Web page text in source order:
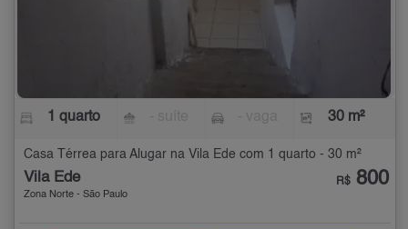
1 quarto 30 m²
Casa Térrea para Alugar na Vila Ede com 1 quarto - 30 m²
Vila Ede
Zona Norte - São Paulo
R$ 800